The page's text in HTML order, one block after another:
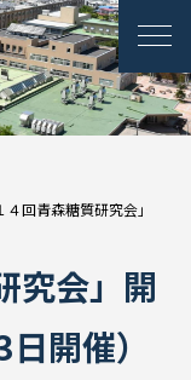
４回青森糖質研究会」
究会」開
開催）